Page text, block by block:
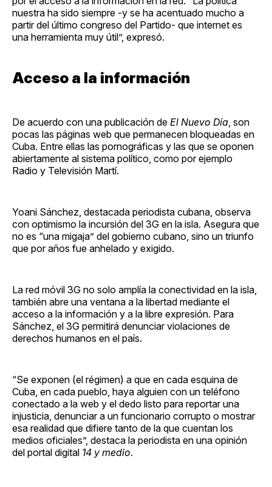
nuestra ha sido siempre -y se ha acentuado mucho a
partir del último congreso del Partido- que internet es
una herramienta muy útil”, expresó.
Acceso a la información
De acuerdo con una publicación de El Nuevo Día, son
pocas las páginas web que permanecen bloqueadas en
Cuba. Entre ellas las pornográficas y las que se oponen
abiertamente al sistema político, como por ejemplo
Radio y Televisión Martí.
Yoani Sánchez, destacada periodista cubana, observa
con optimismo la incursión del 3G en la isla. Asegura que
no es “una migaja” del gobierno cubano, sino un triunfo
que por años fue anhelado y exigido.
La red móvil 3G no solo amplía la conectividad en la isla,
también abre una ventana a la libertad mediante el
acceso a la información y a la libre expresión. Para
Sánchez, el 3G permitirá denunciar violaciones de
derechos humanos en el país.
“Se exponen (el régimen) a que en cada esquina de
Cuba, en cada pueblo, haya alguien con un teléfono
conectado a la web y el dedo listo para reportar una
injusticia, denunciar a un funcionario corrupto o mostrar
esa realidad que difiere tanto de la que cuentan los
medios oficiales”, destaca la periodista en una opinión
del portal digital 14 y medio.